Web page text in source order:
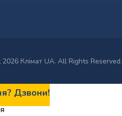
Клімат UA. All Rights Reserved.
Дзвони!